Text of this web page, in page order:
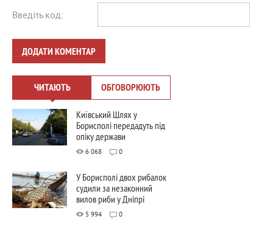
Введіть код:
ДОДАТИ КОМЕНТАР
ЧИТАЮТЬ ОБГОВОРЮЮТЬ
Київський Шлях у
Борисполі передадуть під
опіку держави
6 068 0
У Борисполі двох рибалок
судили за незаконний
вилов риби у Дніпрі
5 994 0